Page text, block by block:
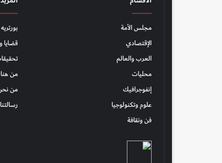
مجلس الأمة
الإقتصادي
العرب والعالم
محليات
إنفوجرافيك
علوم وتكنولوجيا
فن وثقافة
بورتريه
قضايا
من
من
رسالتنا